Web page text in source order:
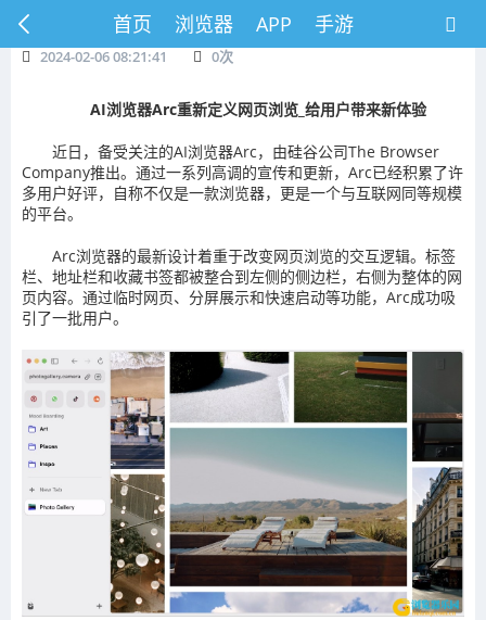
首页 浏览器 APP 手游
2024-02-06 08:21:41 0次
AI浏览器Arc重新定义网页浏览_给用户带来新体验
近日，备受关注的AI浏览器Arc，由硅谷公司The Browser
Company推出。通过一系列高调的宣传和更新，Arc已经积累了许
多用户好评，自称不仅是一款浏览器，更是一个与互联网同等规模
的平台。
Arc浏览器的最新设计着重于改变网页浏览的交互逻辑。标签
栏、地址栏和收藏书签都被整合到左侧的侧边栏，右侧为整体的网
页内容。通过临时网页、分屏展示和快速启动等功能，Arc成功吸
引了一批用户。